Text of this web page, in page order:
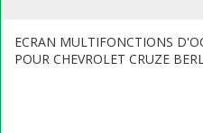
ECRAN MULTIFONCTIONS
POUR CHEVROLET CRUZE